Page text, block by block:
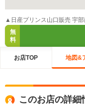
▲日産プリンス山口販売 宇
無
料
お店TOP 地図&
このお店の詳細